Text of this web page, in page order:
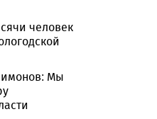
человек
Мы